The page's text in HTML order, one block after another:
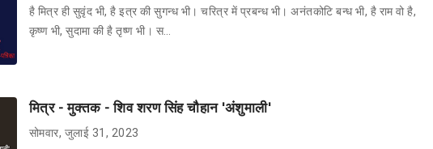
है मित्र ही सुवृंद भी, है इत्र की सुगन्ध भी। चरित्र में प्रबन्ध भी। अनंतकोटि बन्ध भी, है राम वो है,
कृष्ण भी, सुदामा की है तृष्ण भी। स…
मित्र - मुक्तक - शिव शरण सिंह चौहान 'अंशुमाली'
सोमवार, जुलाई 31, 2023